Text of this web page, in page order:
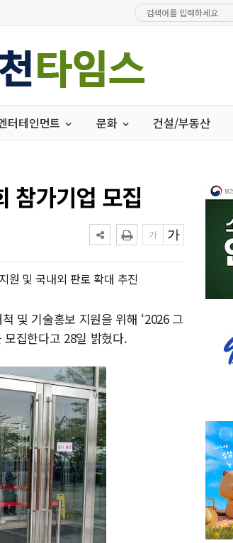
터테인먼트 문화 건설/부동산
참가기업 모집
원 및 국내외 판로 확대 추진
및 기술홍보 지원을 위해 ‘2026 그
집한다고 28일 밝혔다.